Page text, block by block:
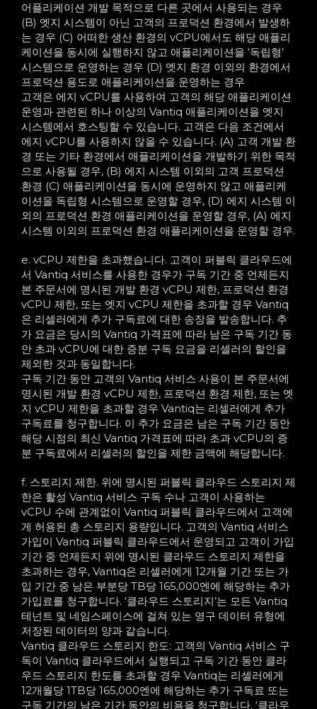
어플리케이션 개발 목적으로 다른 곳에서 사용되는 경우
(B) 엣지 시스템이 아닌 고객의 프로덕션 환경에서 발생하
는 경우 (C) 어떠한 생산 환경의 vCPU에서도 해당 애플리
케이션을 동시에 실행하지 않고 애플리케이션을 ‘독립형’
시스템으로 운영하는 경우 (D) 엣지 환경 이외의 환경에서
프로덕션 용도로 애플리케이션을 운영하는 경우
고객은 에지 vCPU를 사용하여 고객의 해당 애플리케이션
운영과 관련된 하나 이상의 Vantiq 애플리케이션을 엣지
시스템에서 호스팅할 수 있습니다. 고객은 다음 조건에서
에지 vCPU를 사용하지 않을 수 있습니다. (A) 고객 개발 환
경 또는 기타 환경에서 애플리케이션을 개발하기 위한 목적
으로 사용될 경우, (B) 에지 시스템 이외의 고객 프로덕션
환경 (C) 애플리케이션을 동시에 운영하지 않고 애플리케
이션을 독립형 시스템으로 운영할 경우, (D) 에지 시스템 이
외의 프로덕션 환경 애플리케이션을 운영할 경우, (A) 에지
시스템 이외의 프로덕션 환경 애플리케이션을 운영할 경우.
e. vCPU 제한을 초과했습니다. 고객이 퍼블릭 클라우드에
서 Vantiq 서비스를 사용한 경우가 구독 기간 중 언제든지
본 주문서에 명시된 개발 환경 vCPU 제한, 프로덕션 환경
vCPU 제한, 또는 엣지 vCPU 제한을 초과할 경우 Vantiq
은 리셀러에게 추가 구독료에 대한 송장을 발송합니다. 추
가 요금은 당시의 Vantiq 가격표에 따라 남은 구독 기간 동
안 초과 vCPU에 대한 증분 구독 요금을 리셀러의 할인을
제외한 것과 동일합니다.
구독 기간 동안 고객의 Vantiq 서비스 사용이 본 주문서에
명시된 개발 환경 vCPU 제한, 프로덕션 환경 제한, 또는 엣
지 vCPU 제한을 초과할 경우 Vantiq는 리셀러에게 추가
구독료를 청구합니다. 이 추가 요금은 남은 구독 기간 동안
해당 시점의 최신 Vantiq 가격표에 따라 초과 vCPU의 증
분 구독료에서 리셀러의 할인을 제한 금액에 해당합니다.
f. 스토리지 제한. 위에 명시된 퍼블릭 클라우드 스토리지 제
한은 활성 Vantiq 서비스 구독 수나 고객이 사용하는
vCPU 수에 관계없이 Vantiq 퍼블릭 클라우드에서 고객에
게 허용된 총 스토리지 용량입니다. 고객의 Vantiq 서비스
가입이 Vantiq 퍼블릭 클라우드에서 운영되고 고객이 가입
기간 중 언제든지 위에 명시된 클라우드 스토리지 제한을
초과하는 경우, Vantiq은 리셀러에게 12개월 기간 또는 가
입 기간 중 남은 부분당 TB당 165,000엔에 해당하는 추가
가입료를 청구합니다. ‘클라우드 스토리지’는 모든 Vantiq
테넌트 및 네임스페이스에 걸쳐 있는 영구 데이터 유형에
저장된 데이터의 양과 같습니다.
Vantiq 클라우드 스토리지 한도: 고객의 Vantiq 서비스 구
독이 Vantiq 클라우드에서 실행되고 구독 기간 동안 클라
우드 스토리지 한도를 초과할 경우 Vantiq는 리셀러에게
12개월당 1TB당 165,000엔에 해당하는 추가 구독료 또는
구독 기간의 남은 기간 동안의 비용을 청구합니다. ‘클라우